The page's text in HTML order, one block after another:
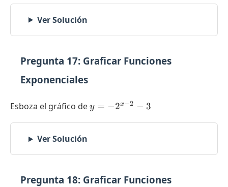
Ver Solución
Pregunta 17: Graficar Funciones
Exponenciales
Esboza el gráfico dey = -
y = −2x−2 − 3
Ver Solución
Pregunta 18: Graficar Funciones